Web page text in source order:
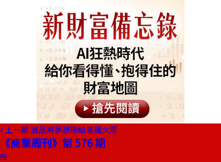
上一期 誠品將夢想帶給普羅大眾
《商業周刊》第 576 期